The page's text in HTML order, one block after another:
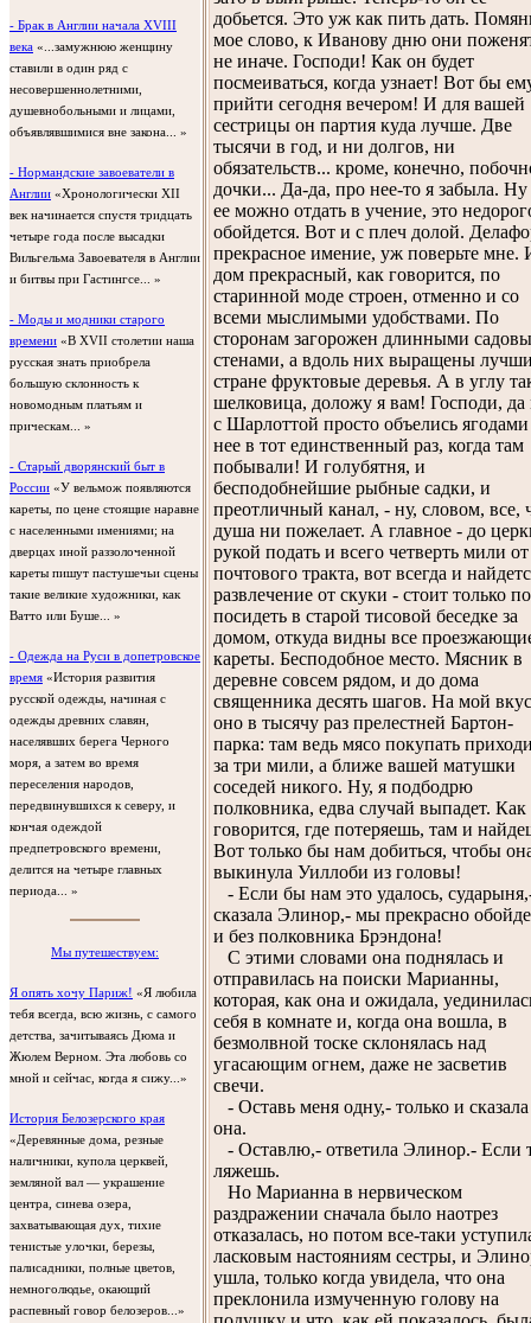
- Брак в Англии начала XVIII
века «...замужнюю женщину
ставили в один ряд с
несовершеннолетними,
душевнобольными и лицами,
объявлявшимися вне закона... »
- Нормандские завоеватели в
Англии «Хронологически XII
век начинается спустя тридцать
четыре года после высадки
Вильгельма Завоевателя в Англии
и битвы при Гастингсе... »
- Моды и модники старого
времени «В XVII столетии наша
русская знать приобрела
большую склонность к
новомодным платьям и
прическам... »
- Старый дворянский быт в
России «У вельмож появляются
кареты, по цене стоящие наравне
с населенными имениями; на
дверцах иной раззолоченной
кареты пишут пастушечьи сцены
такие великие художники, как
Ватто или Буше... »
- Одежда на Руси в допетровское
время «История развития
русской одежды, начиная с
одежды древних славян,
населявших берега Черного
моря, а затем во время
переселения народов,
передвинувшихся к северу, и
кончая одеждой
предпетровского времени,
делится на четыре главных
периода... »
Мы путешествуем:
Я опять хочу Париж! «Я любила
тебя всегда, всю жизнь, с самого
детства, зачитываясь Дюма и
Жюлем Верном. Эта любовь со
мной и сейчас, когда я сижу...»
История Белозерского края
«Деревянные дома, резные
наличники, купола церквей,
земляной вал — украшение
центра, синева озера,
захватывающая дух, тихие
тенистые улочки, березы,
палисадники, полные цветов,
немноголюдье, окающий
распевный говор белозеров...»
добьется. Это уж как пить дать.
мое слово, к Иванову дню они
не иначе. Господи! Как он будет
посмеиваться, когда узнает! Вот бы
прийти сегодня вечером! И для вашей
сестрицы он партия куда лучше. Две
тысячи в год, и ни долгов, ни
обязательств... кроме, конечно,
дочки... Да-да, про нее-то я забыла. Ну
ее можно отдать в учение, это
обойдется. Вот и с плеч долой.
прекрасное имение, уж поверьте мне.
дом прекрасный, как говорится, по
старинной моде строен, отменно и со
всеми мыслимыми удобствами. По
сторонам загорожен длинными
стенами, а вдоль них выращены
стране фруктовые деревья. А в углу
шелковица, доложу я вам! Господи,
с Шарлоттой просто объелись ягодами
нее в тот единственный раз, когда там
побывали! И голубятня, и
бесподобнейшие рыбные садки, и
преотличный канал, - ну, словом, все,
душа ни пожелает. А главное - до
рукой подать и всего четверть мили от
почтового тракта, вот всегда и
развлечение от скуки - стоит только
посидеть в старой тисовой беседке за
домом, откуда видны все
кареты. Бесподобное место. Мясник в
деревне совсем рядом, и до дома
священника десять шагов. На мой
оно в тысячу раз прелестней Бартон-
парка: там ведь мясо покупать
за три мили, а ближе вашей матушки
соседей никого. Ну, я подбодрю
полковника, едва случай выпадет. Как
говорится, где потеряешь, там и
Вот только бы нам добиться, чтобы
выкинула Уиллоби из головы!
- Если бы нам это удалось,
сказала Элинор,- мы прекрасно
и без полковника Брэндона!
С этими словами она поднялась и
отправилась на поиски Марианны,
которая, как она и ожидала,
себя в комнате и, когда она вошла, в
безмолвной тоске склонялась над
угасающим огнем, даже не засветив
свечи.
- Оставь меня одну,- только и сказала
она.
- Оставлю,- ответила Элинор.- Если
ляжешь.
Но Марианна в нервическом
раздражении сначала было наотрез
отказалась, но потом все-таки
ласковым настояниям сестры, и
ушла, только когда увидела, что она
преклонила измученную голову на